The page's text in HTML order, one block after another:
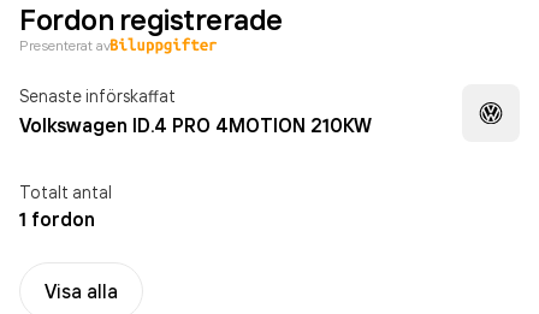
Fordon registrerade
Presenterat av
Senaste införskaffat
Volkswagen ID.4 PRO 4MOTION 210KW
Totalt antal
1 fordon
Visa alla